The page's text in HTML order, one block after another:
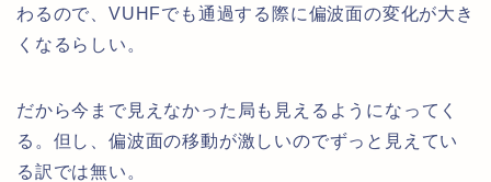
わるので、VUHFでも通過する際に偏波面の変化が大き
くなるらしい。
だから今まで見えなかった局も見えるようになってく
る。但し、偏波面の移動が激しいのでずっと見えてい
る訳では無い。